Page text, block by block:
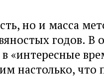
но и масса
годов. В
«интересные
настолько, что